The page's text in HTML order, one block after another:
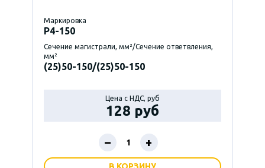
Маркировка
P4-150
Сечение магистрали, мм²/Сечение ответвления,
мм²
(25)50-150/(25)50-150
Цена с НДС, руб
128 руб
– +